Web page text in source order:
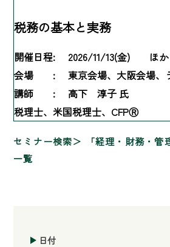
日付
税務の基本と実務
開催日程:
2026/11/13(金) ほか
会場 :
東京会場、大阪会場、
講師 :
高下 淳子 氏
税理士、米国税理士、CFPⓇ
セミナー検索
「経理・財務・
一覧